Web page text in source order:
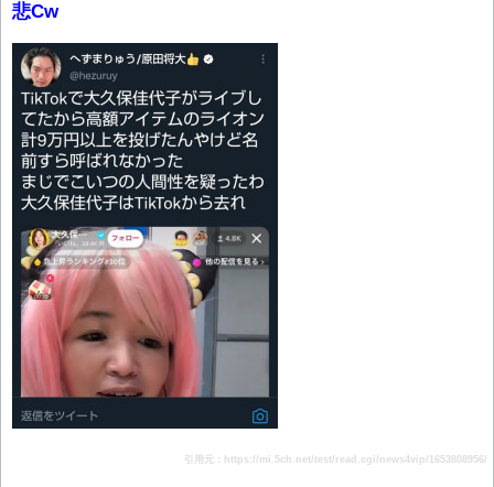
悲Cw
引用元：https://mi.5ch.net/test/read.cgi/news4vip/1653808956/